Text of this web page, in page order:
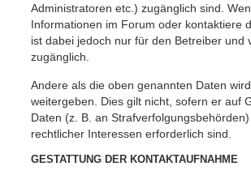
Administratoren etc.) zugänglich sind.
Informationen im Forum oder kontaktiere
ist dabei jedoch nur für den Betreiber
zugänglich.
Andere als die oben genannten Daten
weitergeben. Dies gilt nicht, sofern er auf
Daten (z. B. an
rechtlicher Interessen erforderlich sind.
GESTATTUNG DER KONTAKTAUFNAHME